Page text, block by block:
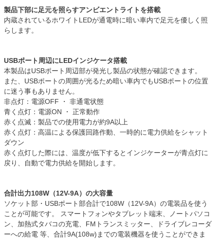
製品下部に足元を照らすアンビエントライトを搭載
内蔵されているホワイトLEDが通電時に暗い車内で足元を優しく照
らします。
USBポート周辺にLEDインジケータ搭載
本製品はUSBポート周辺部が発光し製品の状態が確認できます。
また、USBポートの周囲が光るため暗い車内でもUSBポートの位置
に迷う事もありません。
非点灯：電源OFF ・ 非通電状態
青く点灯：電源ON ・ 正常動作
赤く点滅：製品での使用電力が約9A以上
赤く点灯：高温による保護回路作動、一時的に電力供給をシャット
ダウン
赤く点灯した際には、温度が低下するとインジケーターが青点灯に
戻り、自動で電力供給を開始します。
合計出力108W（12V-9A）の大容量
ソケット部・USBポート部合計で108W（12V-9A）の電装品を使う
ことが可能です。 スマートフォンやタブレット端末、ノートパソコ
ン、加熱式タバコの充電、FMトランスミッター、ドライブレコーダ
ーへの給電 等、合計9A(108w)までの電装機器を使うことができま